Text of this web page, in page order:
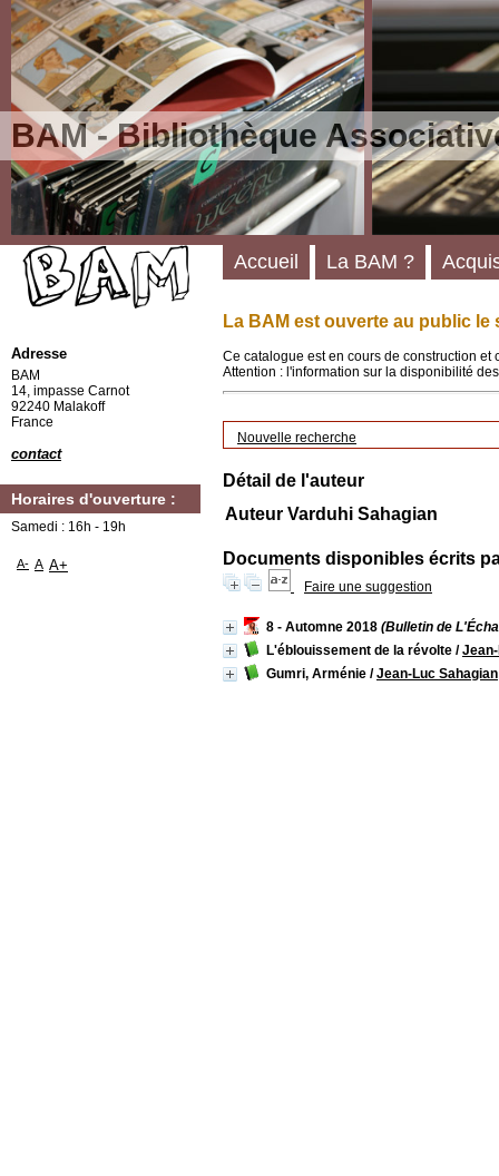
BAM - Bibliothèque
La BAM est ouverte au public le
Ce catalogue est en cours de construction
Attention : l'information sur la disponibilité
Nouvelle recherche
Détail de l'auteur
Auteur Varduhi Sahagian
Documents disponibles écrits
Faire une suggestion
8 - Automne 2018 (Bulletin de
L'éblouissement de la révolte /
Gumri, Arménie /Jean-Luc Sahagian
Accueil La BAM ?
Adresse
BAM
14, impasse Carnot
92240 Malakoff
France
contact
Horaires d'ouverture :
Samedi : 16h - 19h
A- A A+